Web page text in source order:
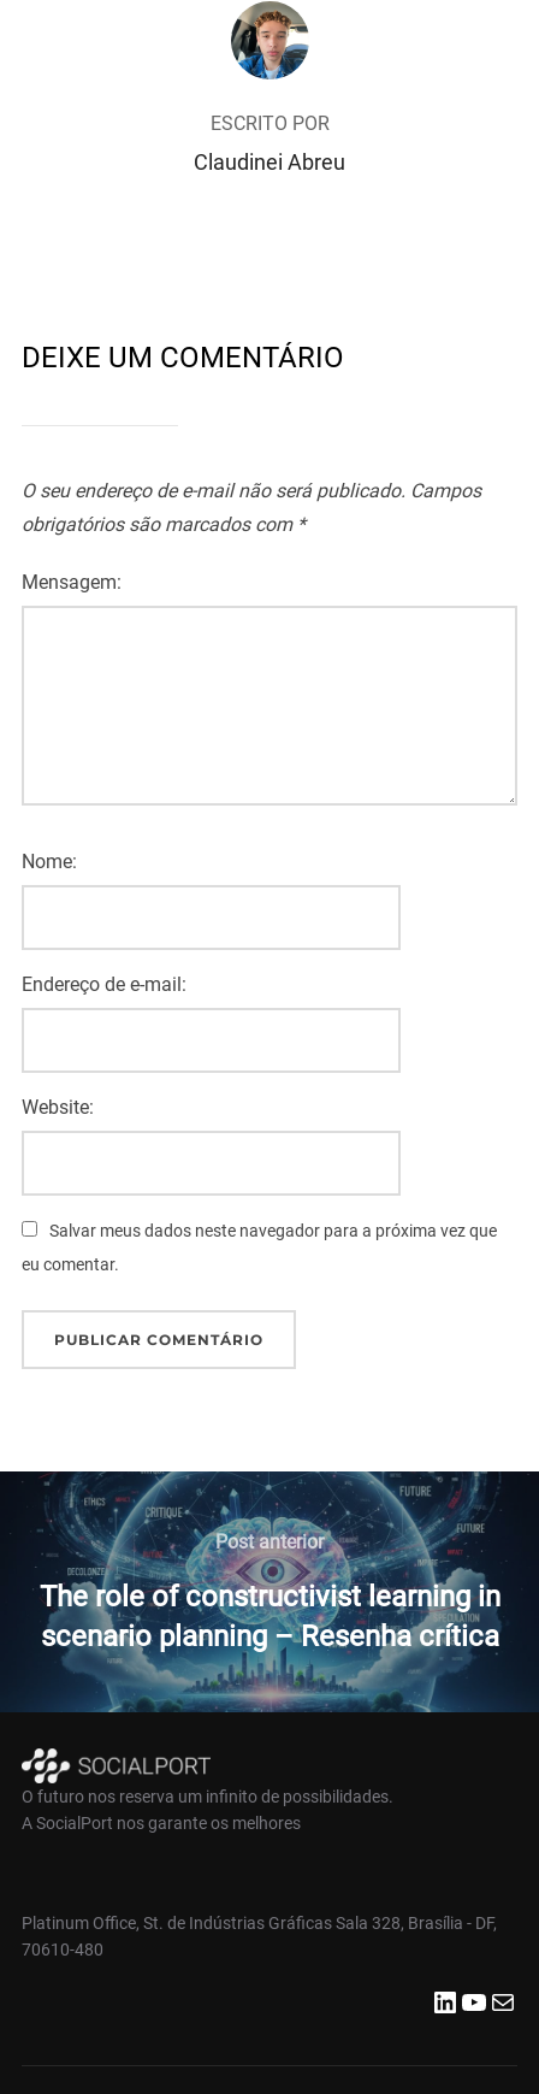
AUTOR DO POST
ESCRITO POR
Claudinei Abreu
DEIXE UM COMENTÁRIO
O seu endereço de e-mail não será publicado. Campos
obrigatórios são marcados com *
Mensagem:
Nome:
Endereço de e-mail:
Website:
Salvar meus dados neste navegador para a próxima vez que
eu comentar.
Navegação
de
Post
Post
anterior
Post anterior
The role of constructivist learning in
scenario planning – Resenha crítica
O futuro nos reserva um infinito de possibilidades.
A SocialPort nos garante os melhores
Platinum Office, St. de Indústrias Gráficas Sala 328, Brasília - DF,
70610-480
LinkedIn Youtube E-mail